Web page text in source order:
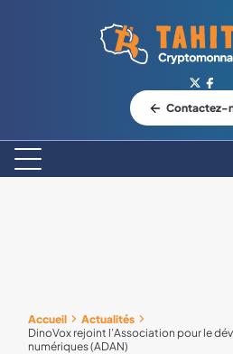
Logo Tahiti-
Contactez-
Accueil
Actualités
DinoVox rejoint l’Association pour le
numériques (ADAN)